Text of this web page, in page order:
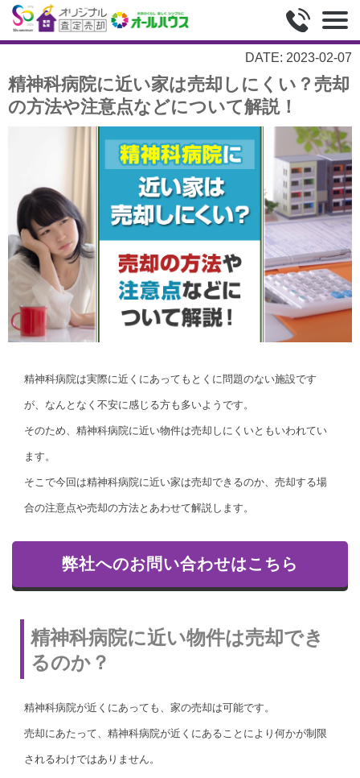
DATE: 2023-02-07
精神科病院に近い家は売却しにくい？売却
の方法や注意点などについて解説！
精神科病院は実際に近くにあってもとくに問題のない施設です
が、なんとなく不安に感じる方も多いようです。
そのため、精神科病院に近い物件は売却しにくいともいわれてい
ます。
そこで今回は精神科病院に近い家は売却できるのか、売却する場
合の注意点や売却の方法とあわせて解説します。
弊社へのお問い合わせはこちら
精神科病院に近い物件は売却でき
るのか？
精神科病院が近くにあっても、家の売却は可能です。
売却にあたって、精神科病院が近くにあることにより何かが制限
されるわけではありません。